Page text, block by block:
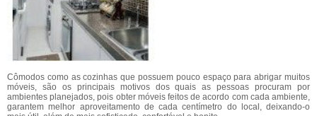
Cômodos como as cozinhas que possuem pouco espaço para abrigar muitos
móveis, são os principais motivos dos quais as pessoas procuram por
ambientes planejados, pois obter móveis feitos de acordo com cada ambiente,
garantem melhor aproveitamento de cada centímetro do local, deixando-o